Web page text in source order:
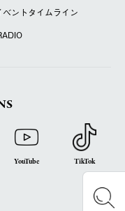
ベントタイムライン
YouTube TikTok